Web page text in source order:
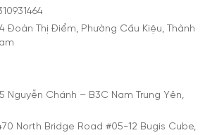
Đoàn Thị Điểm, Phường Cầu Kiệu, Thành
Nguyễn Chánh – B3C Nam Trung Yên,
North Bridge Road #05-12 Bugis Cube,